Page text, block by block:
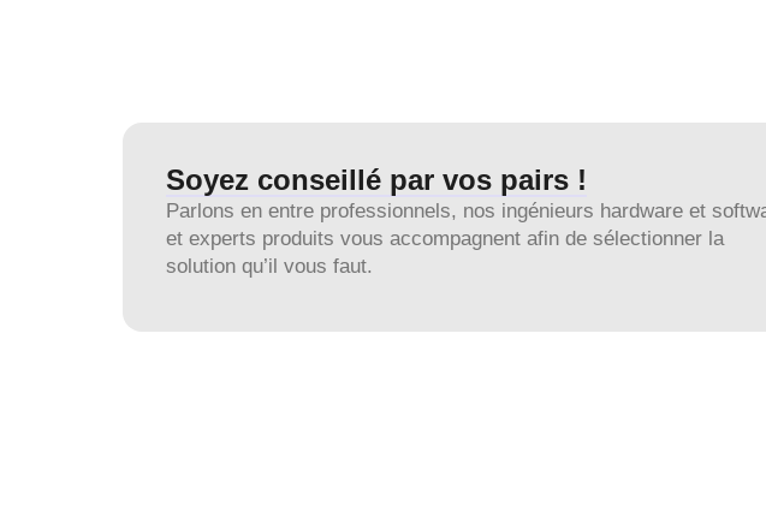
Soyez conseillé par vos pairs !
Parlons en entre professionnels, nos ingénieurs hardware et
et experts produits vous accompagnent afin de sélectionner la
solution qu’il vous faut.